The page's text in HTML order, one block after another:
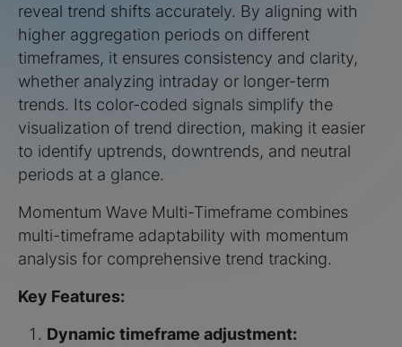
reveal trend shifts accurately. By aligning with
higher aggregation periods on different
timeframes, it ensures consistency and clarity,
whether analyzing intraday or longer-term
trends. Its color-coded signals simplify the
visualization of trend direction, making it easier
to identify uptrends, downtrends, and neutral
periods at a glance.
Momentum Wave Multi-Timeframe combines
multi-timeframe adaptability with momentum
analysis for comprehensive trend tracking.
Key Features:
Dynamic timeframe adjustment: